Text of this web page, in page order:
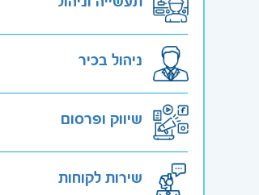
ניהול בכיר
שיווק ופרסום
שירות לקוחות